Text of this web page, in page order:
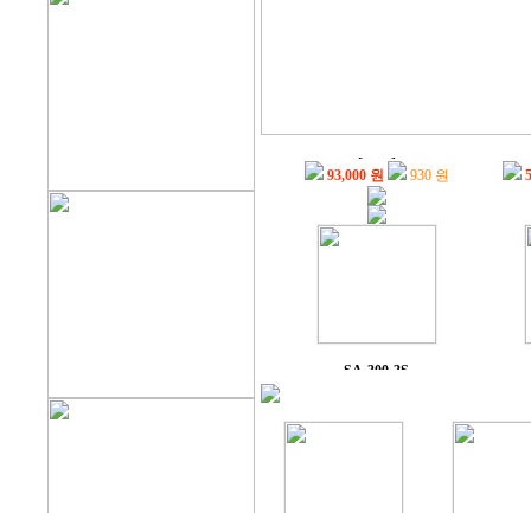
93,000 원
930 원